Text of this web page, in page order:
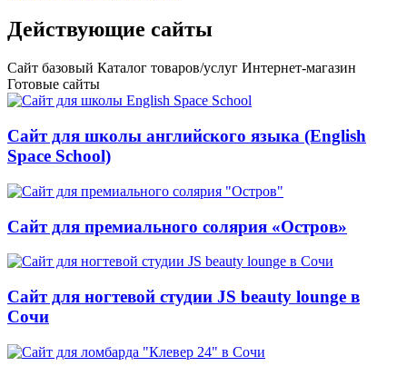
Действующие сайты
Сайт базовый Каталог товаров/услуг Интернет-магазин
Готовые сайты
Сайт для школы английского языка (English
Space School)
Сайт для премиального солярия «Остров»
Сайт для ногтевой студии JS beauty lounge в
Сочи